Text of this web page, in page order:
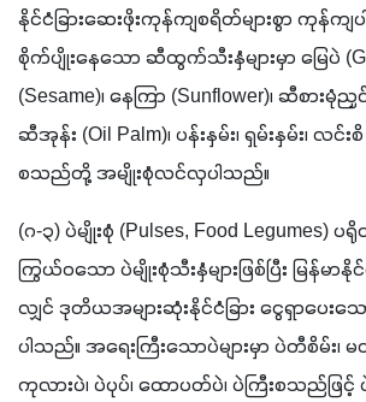
နိုင်ငံခြားဆေးဖိုးကုန်ကျစရိတ်များစွာ ကုန်က
စိုက်ပျိုးနေသော ဆီထွက်သီးနှံများမှာ မြေပဲ
(Sesame)၊ နေကြာ (Sunflower)၊ ဆီစားမုံညှင်
ဆီအုန်း (Oil Palm)၊ ပန်းနှမ်း၊ ရှမ်းနှမ်း၊ လင်း
စသည်တို့ အမျိုးစုံလင်လှပါသည်။
(ဂ-၃) ပဲမျိုးစုံ (Pulses, Food Legumes) ပ
ကြွယ်ဝသော ပဲမျိုးစုံသီးနှံများဖြစ်ပြီး မြန်မ
လျှင် ဒုတိယအများဆုံးနိုင်ငံခြား ငွေရှာပေးသေ
ပါသည်။ အရေးကြီးသောပဲများမှာ ပဲတီစိမ်း၊ မ
ကုလားပဲ၊ ပဲပုပ်၊ ထောပတ်ပဲ၊ ပဲကြီးစသည်ဖြင့် ပဲ